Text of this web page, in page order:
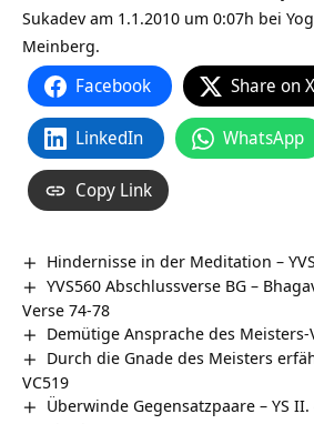
Sukadev am 1.1.2010 um 0:07h bei
Meinberg.
Facebook Share on X
LinkedIn WhatsApp
Copy Link
Hindernisse in der Meditation –
YVS560 Abschlussverse BG –
Verse 74-78
Demütige Ansprache des Meisters-
Durch die Gnade des Meisters
VC519
Überwinde Gegensatzpaare – YS